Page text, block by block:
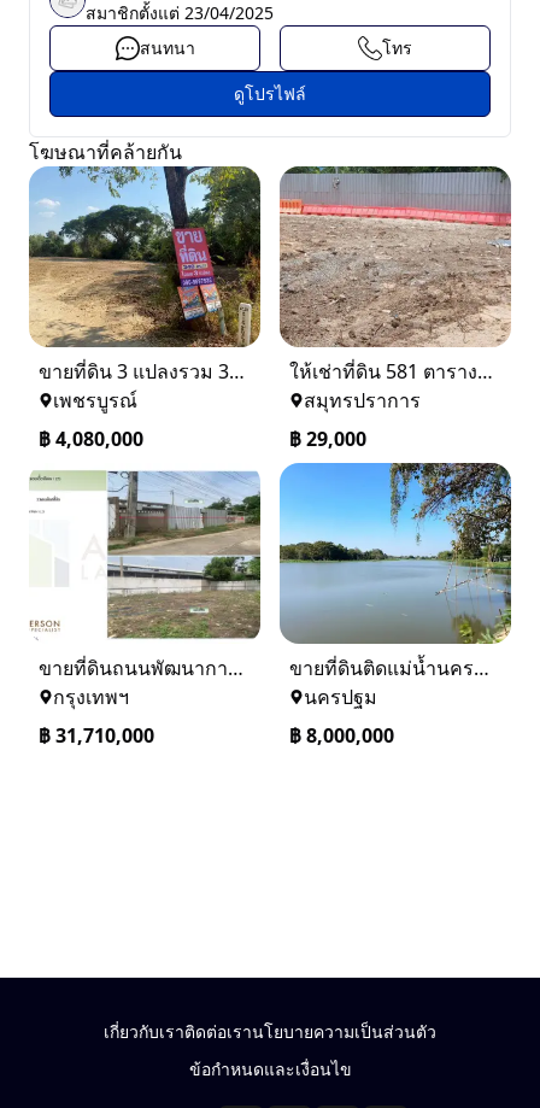
สมาชิกตั้งแต่ 23/04/2025
สนทนา
โทร
ดูโปรไฟล์
โฆษณาที่คล้ายกัน
ขายที่ดิน 3 แปลงรวม 340 ตรว ราคา ตรว. ล่ะ 12000 บาท เมืองเพชรบูรณ์
เพชรบูรณ์
฿4,080,000
ให้เช่าที่ดิน 581 ตารางวา ตรงข้างอู่ใหม่แจ็คบางหญ้าแพรก บางหัวเสือ
สมุทรปราการ
฿29,000
ขายที่ดินถนนพัฒนาการ 56 (ซอยเอื้อพัฒนา 15)
กรุงเทพฯ
฿31,710,000
ขายที่ดินติดแม่น้ำนครชัยศรี จ.นครปฐม ทำเลดี ที่ดินถมแล้ว
นครปฐม
฿8,000,000
เกี่ยวกับเราติดต่อเรานโยบายความเป็นส่วนตัว
ข้อกำหนดและเงื่อนไข